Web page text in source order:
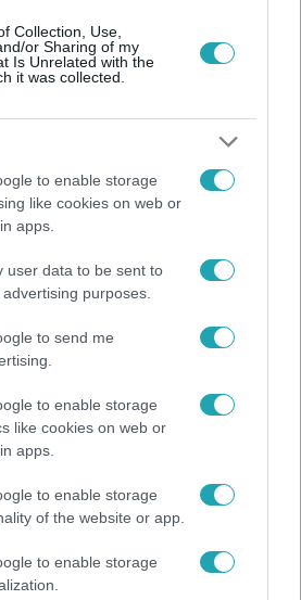
Collection, Use,
or Sharing of my
Is Unrelated with the
it was collected.
to enable storage
like cookies on web or
apps.
user data to be sent to
purposes.
to send me
to enable storage
like cookies on web or
apps.
to enable storage
of the website or app.
to enable storage
David Bowie!
megmutatta élőben, mit is tud,
műsorvezetője egy igazán
hiszen David Bowie felejthetetlen
7:04